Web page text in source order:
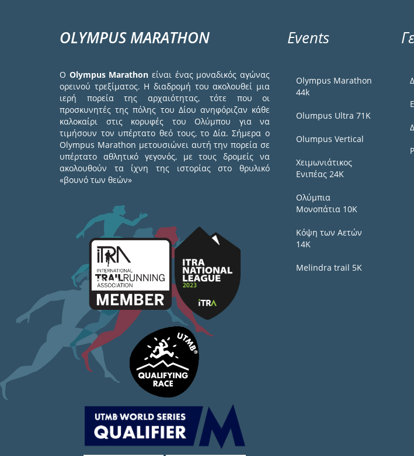
OLYMPUS MARATHON
Ο Olympus Marathon είναι ένας μοναδικός αγώνας
ορεινού τρεξίματος. Η διαδρομή του ακολουθεί μια
ιερή πορεία της αρχαιότητας, τότε που οι
προσκυνητές της πόλης του Δίου ανηφόριζαν κάθε
καλοκαίρι στις κορυφές του Ολύμπου για να
τιμήσουν τον υπέρτατο θεό τους, το Δία. Σήμερα ο
Olympus Marathon μετουσιώνει αυτή την πορεία σε
υπέρτατο αθλητικό γεγονός, με τους δρομείς να
ακολουθούν τα ίχνη της ιστορίας στο θρυλικό
«βουνό των θεών»
Events
Olympus Marathon
44k
Olumpus Ultra 71K
Olumpus Vertical
Χειμωνιάτικος
Ενιπέας 24Κ
Ολύμπια
Μονοπάτια 10Κ
Κόψη των Αετών
14Κ
Melindra trail 5Κ